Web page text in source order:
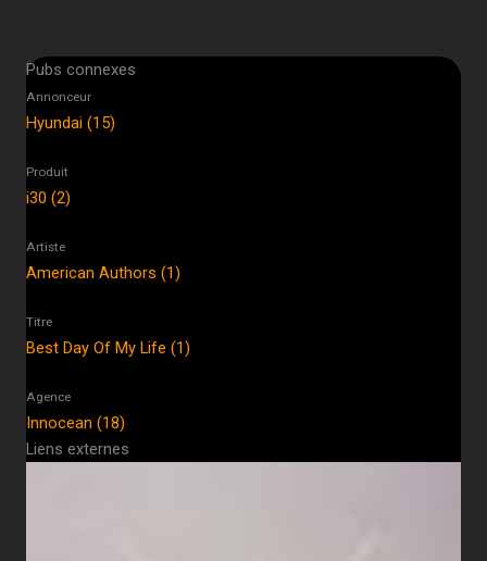
Pubs connexes
Annonceur
Hyundai (15)
Produit
i30 (2)
Artiste
American Authors (1)
Titre
Best Day Of My Life (1)
Agence
Innocean (18)
Liens externes